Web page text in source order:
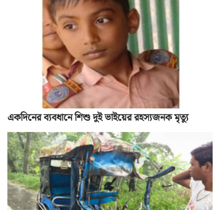
একদিনের ব্যবধানে শিশু দুই ভাইয়ের রহস্যজনক মৃত্যু